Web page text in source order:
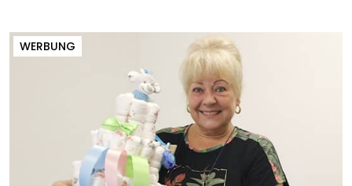
WERBUNG